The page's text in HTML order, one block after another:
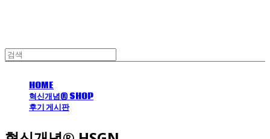
HOME
혁신개념® SHOP
후기 게시판